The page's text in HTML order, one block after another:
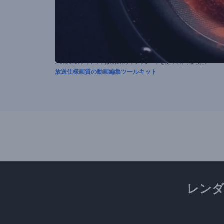
この動画のプリセットは次に示すテンプレートを使って作りました。
放送仕様画質の動画編集ツールキット
レン